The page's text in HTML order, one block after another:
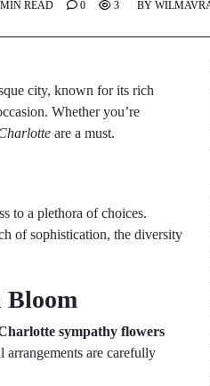
BY
READ 0 3
city, known for its rich
Whether you’re
are a must.
to a plethora of choices.
of sophistication, the diversity
Bloom
sympathy flowers
are carefully